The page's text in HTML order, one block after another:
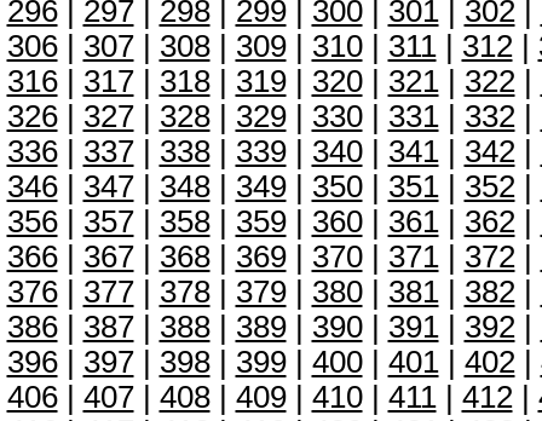
296| 297| 298| 299| 300| 301| 302|
306| 307| 308| 309| 310| 311| 312|
316| 317| 318| 319| 320| 321| 322|
326| 327| 328| 329| 330| 331| 332|
336| 337| 338| 339| 340| 341| 342|
346| 347| 348| 349| 350| 351| 352|
356| 357| 358| 359| 360| 361| 362|
366| 367| 368| 369| 370| 371| 372|
376| 377| 378| 379| 380| 381| 382|
386| 387| 388| 389| 390| 391| 392|
396| 397| 398| 399| 400| 401| 402|
406| 407| 408| 409| 410| 411| 412|